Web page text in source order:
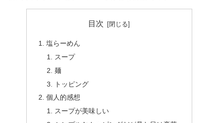
目次
塩らーめん
スープ
麺
トッピング
個人的感想
スープが美味しい